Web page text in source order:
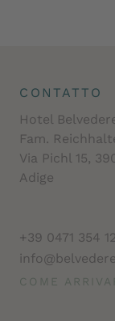
CONTATTO
Hotel
Fam.
Via Pichl 15,
Adige
+39 0471 354
COME